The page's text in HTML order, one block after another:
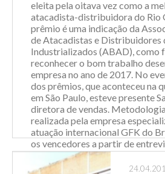
contou
saúde e
estar,
Leia
eleita pela oitava vez como a
atacadista-distribuidora do Rio
prêmio é uma indicação da
de Atacadistas e Distribuidores
Industrializados (ABAD), como
reconhecer o bom trabalho
empresa no ano de 2017. No
dos prêmios, que aconteceu na
em São Paulo, esteve presente
diretora de vendas.
realizada pela empresa
atuação internacional GFK do
os vencedores a partir de
e presenciais com proprietários
estabelecimentos ...